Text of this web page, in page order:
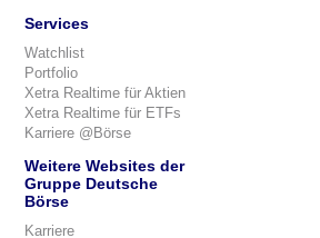
Services
Watchlist
Portfolio
Xetra Realtime für Aktien
Xetra Realtime für ETFs
Karriere @Börse
Weitere Websites der
Gruppe Deutsche
Börse
Karriere